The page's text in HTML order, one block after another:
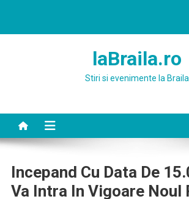
laBraila.ro
Stiri si evenimente la Braila
Incepand Cu Data De
Va Intra In Vigoare Noul